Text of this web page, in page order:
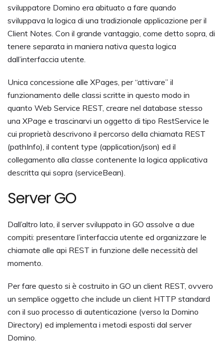
sviluppatore Domino era abituato a fare quando
sviluppava la logica di una tradizionale applicazione per il
Client Notes. Con il grande vantaggio, come detto sopra, di
tenere separata in maniera nativa questa logica
dall’interfaccia utente.
Unica concessione alle XPages, per “attivare” il
funzionamento delle classi scritte in questo modo in
quanto Web Service REST, creare nel database stesso
una XPage e trascinarvi un oggetto di tipo RestService le
cui proprietà descrivono il percorso della chiamata REST
(pathInfo), il content type (application/json) ed il
collegamento alla classe contenente la logica applicativa
descritta qui sopra (serviceBean).
Server GO
Dall’altro lato, il server sviluppato in GO assolve a due
compiti: presentare l’interfaccia utente ed organizzare le
chiamate alle api REST in funzione delle necessità del
momento.
Per fare questo si è costruito in GO un client REST, ovvero
un semplice oggetto che include un client HTTP standard
con il suo processo di autenticazione (verso la Domino
Directory) ed implementa i metodi esposti dal server
Domino.